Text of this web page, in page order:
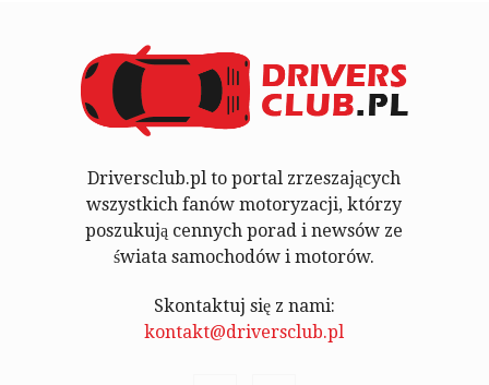
Driversclub.pl to portal zrzeszających
wszystkich fanów motoryzacji, którzy
poszukują cennych porad i newsów ze
świata samochodów i motorów.
Skontaktuj się z nami:
kontakt@driversclub.pl